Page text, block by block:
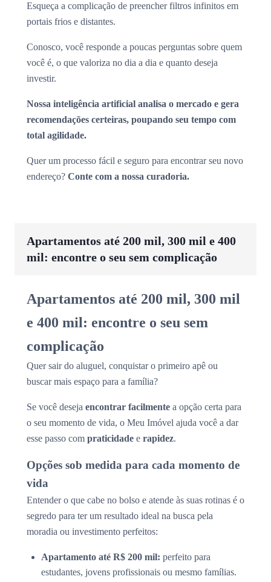
Esqueça a complicação de preencher filtros infinitos em
portais frios e distantes.
Conosco, você responde a poucas perguntas sobre quem
você é, o que valoriza no dia a dia e quanto deseja
investir.
Nossa inteligência artificial analisa o mercado e gera
recomendações certeiras, poupando seu tempo com
total agilidade.
Quer um processo fácil e seguro para encontrar seu novo
endereço? Conte com a nossa curadoria.
Apartamentos até 200 mil, 300 mil e 400
mil: encontre o seu sem complicação
Apartamentos até 200 mil, 300 mil
e 400 mil: encontre o seu sem
complicação
Quer sair do aluguel, conquistar o primeiro apê ou
buscar mais espaço para a família?
Se você deseja encontrar facilmente a opção certa para
o seu momento de vida, o Meu Imóvel ajuda você a dar
esse passo com praticidade e rapidez.
Opções sob medida para cada momento de
vida
Entender o que cabe no bolso e atende às suas rotinas é o
segredo para ter um resultado ideal na busca pela
moradia ou investimento perfeitos:
Apartamento até R$ 200 mil: perfeito para
estudantes, jovens profissionais ou mesmo famílias.